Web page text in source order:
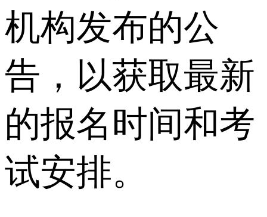
机构发布的公
告，以获取最新
的报名时间和考
试安排。